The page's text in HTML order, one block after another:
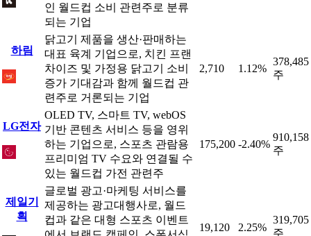
인 월드컵 소비 관련주로 분류
되는 기업
하림
닭고기 제품을 생산·판매하는
대표 육계 기업으로, 치킨 프랜
차이즈 및 가정용 닭고기 소비
증가 기대감과 함께 월드컵 관
련주로 거론되는 기업
2,710 1.12%
378,485
주
LG전자
OLED TV, 스마트 TV, webOS
기반 콘텐츠 서비스 등을 영위
하는 기업으로, 스포츠 관람용
프리미엄 TV 수요와 연결될 수
있는 월드컵 가전 관련주
175,200 -2.40%
910,158
주
제일기
획
글로벌 광고·마케팅 서비스를
제공하는 광고대행사로, 월드
컵과 같은 대형 스포츠 이벤트
19,120 2.25%
319,705
주